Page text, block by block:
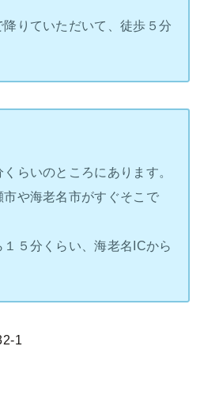
りていただいて、徒歩５分
らいのところにあります。
や海老名市がすぐそこで
５分くらい、海老名ICから
1